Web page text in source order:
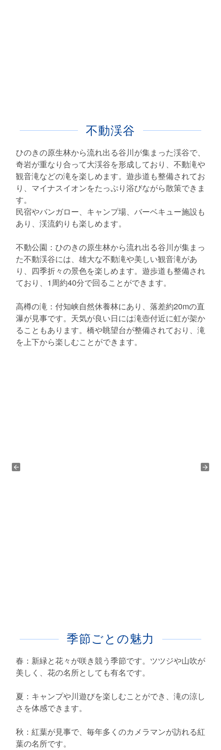
不動渓谷
ひのきの原生林から流れ出る谷川が集まった渓谷で、
奇岩が重なり合って大渓谷を形成しており、不動滝や
観音滝などの滝を楽しめます。遊歩道も整備されてお
り、マイナスイオンをたっぷり浴びながら散策できま
す。
民宿やバンガロー、キャンプ場、バーベキュー施設も
あり、渓流釣りも楽しめます。
不動公園：ひのきの原生林から流れ出る谷川が集まっ
た不動渓谷には、雄大な不動滝や美しい観音滝があ
り、四季折々の景色を楽しめます。遊歩道も整備され
ており、1周約40分で回ることができます。
高樽の滝：付知峡自然休養林にあり、落差約20mの直
瀑が見事です。天気が良い日には滝壺付近に虹が架か
ることもあります。橋や眺望台が整備されており、滝
を上下から楽しむことができます。
季節ごとの魅力
春：新緑と花々が咲き競う季節です。ツツジや山吹が
美しく、花の名所としても有名です。
夏：キャンプや川遊びを楽しむことができ、滝の涼し
さを体感できます。
秋：紅葉が見事で、毎年多くのカメラマンが訪れる紅
葉の名所です。